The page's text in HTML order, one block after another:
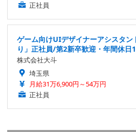
正社員
ゲーム向けUIデザイナーアシスタン
り」正社員/第2新卒歓迎・年間休日
株式会社大斗
埼玉県
月給31万6,900円～54万円
正社員